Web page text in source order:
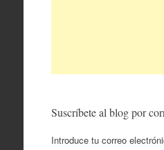
Suscríbete al blog por
Introduce tu correo